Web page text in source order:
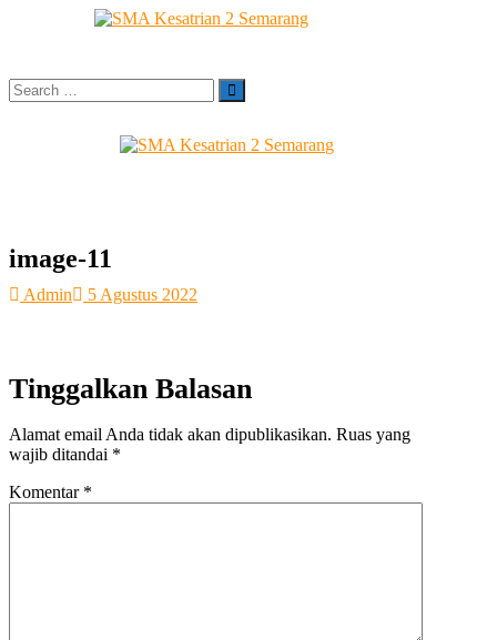
Search
…
image-11
Admin 5 Agustus 2022
Tinggalkan Balasan
Alamat email Anda tidak akan dipublikasikan. Ruas yang
wajib ditandai *
Komentar *